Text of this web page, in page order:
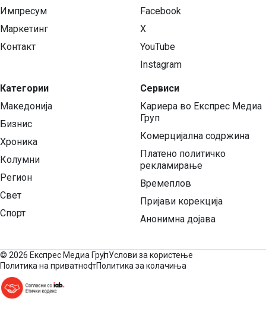
Импресум
Маркетинг
Контакт
Категории
Македонија
Бизнис
Хроника
Колумни
Регион
Свет
Спорт
Facebook
X
YouTube
Instagram
Сервиси
Кариера во Експрес Медиа
Груп
Комерцијална содржина
Платено политичко
рекламирање
Времеплов
Пријави корекција
Анонимна дојава
© 2026 Експрес Медиа ГрупУслови за користење
Политика на приватностПолитика за колачиња